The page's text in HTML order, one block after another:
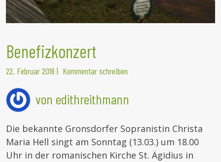
Benefizkonzert
22. Februar 2016 | Kommentar schreiben
von edithreithmann
Die bekannte Gronsdorfer Sopranistin Christa
Maria Hell singt am Sonntag (13.03.) um 18.00
Uhr in der romanischen Kirche St. Ägidius in